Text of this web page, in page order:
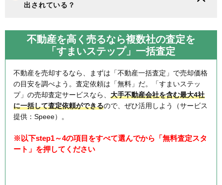
出されている？
不動産を高く売るなら複数社の査定を
「すまいステップ」一括査定
不動産を売却するなら、まずは「不動産一括査定」で売却価格
の目安を調べよう。査定依頼は「無料」だ。「すまいステッ
プ」の売却査定サービスなら、 大手不動産会社を含む最大4社
に一括して査定依頼ができるので、ぜひ活用しよう（サービス
提供：Speee）。
※以下step1～4の項目をすべて選んでから「無料査定スタ
ート」を押してください